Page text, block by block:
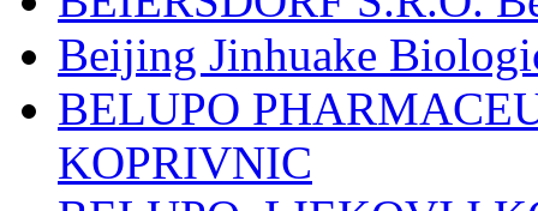
Beijing Jinhuake
BELUPO
KOPRIVNIC